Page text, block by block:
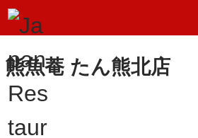
熊魚菴 たん熊北店